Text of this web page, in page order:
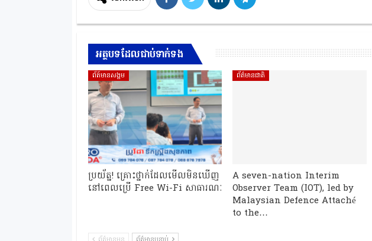
អត្ថបទដែលជាប់ទាក់ទង
ព័ត៍មានសង្គម
ប្រយ័ត្ន! គ្រោះថ្នាក់ដែលមើលមិនឃើញ
នៅពេលប្រើ Free Wi-Fi សាធារណៈ
ព័ត៌មានជាតិ
A seven-nation Interim
Observer Team (IOT), led by
Malaysian Defence Attaché
to the…